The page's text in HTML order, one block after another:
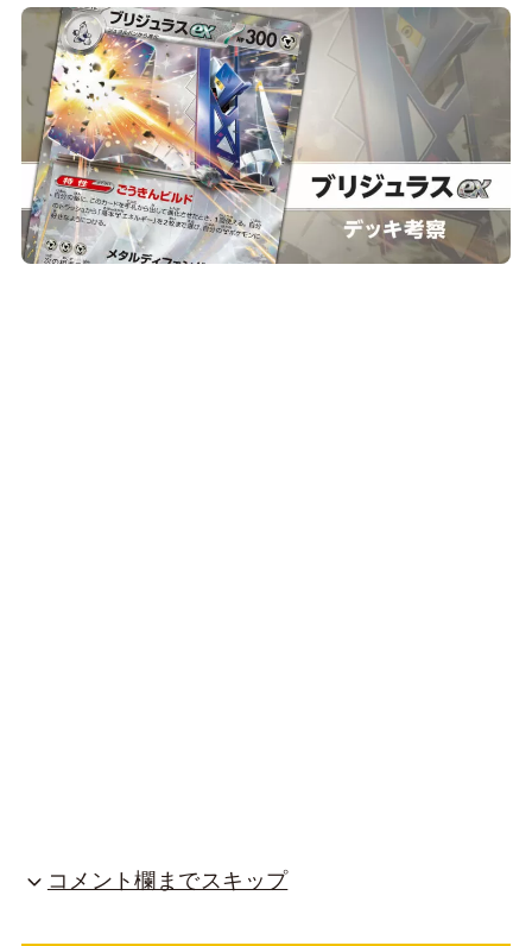
コメント欄までスキップ